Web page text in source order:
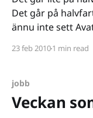
Det går på
ännu inte sett
recenserat
23 feb 20101 min read
jobb
Veckan